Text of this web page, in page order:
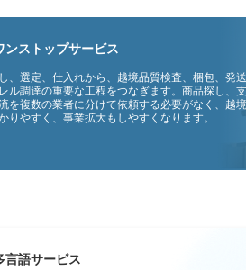
ンストップサービス
、選定、仕入れから、越境品質検査、梱包、発
ル調達の重要な工程をつなぎます。商品探し、
を複数の業者に分けて依頼する必要がなく、越
りやすく、事業拡大もしやすくなります。
言語サービス